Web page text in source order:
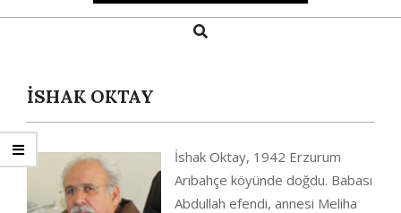
Search
İSHAK OKTAY
İshak Oktay, 1942 Erzurum
Arıbahçe köyünde doğdu. Babası
Abdullah efendi, annesi Meliha